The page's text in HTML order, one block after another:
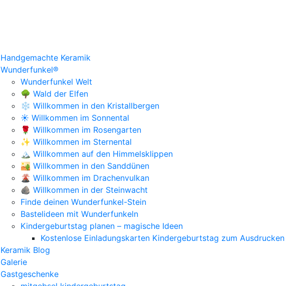
Handgemachte Keramik
Wunderfunkel®
Wunderfunkel Welt
🌳 Wald der Elfen
❄️ Willkommen in den Kristallbergen
☀️ Willkommen im Sonnental
🌹 Willkommen im Rosengarten
✨ Willkommen im Sternental
🏔️ Willkommen auf den Himmelsklippen
🏜️ Willkommen in den Sanddünen
🌋 Willkommen im Drachenvulkan
🪨 Willkommen in der Steinwacht
Finde deinen Wunderfunkel-Stein
Bastelideen mit Wunderfunkeln
Kindergeburtstag planen – magische Ideen
Kostenlose Einladungskarten Kindergeburtstag zum Ausdrucken
Keramik Blog
Galerie
Gastgeschenke